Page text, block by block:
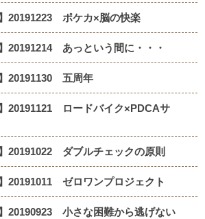
】20191223 ポケカ×脳の快楽
20191214 あっという間に・・・
】20191130 五周年
】20191121 ロードバイク×PDCAサ
20191022 ダブルチェックの原則
20191011 ゼロワンプロジェクト
】20190923 小さな困難から逃げない